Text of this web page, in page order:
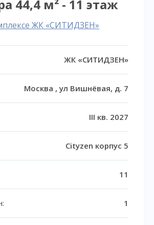
44,4 м² - 11 этаж
ЖК «СИТИДЗЕН»
ЖК «СИТИДЗЕН»
Москва , ул Вишнёвая, д. 7
III кв. 2027
Cityzen корпус 5
11
1